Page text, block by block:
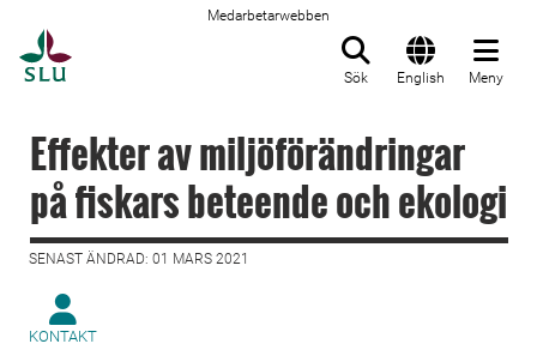
Medarbetarwebben
Sök English Meny
Effekter av miljöförändringar
på fiskars beteende och ekologi
SENAST ÄNDRAD: 01 MARS 2021
KONTAKT